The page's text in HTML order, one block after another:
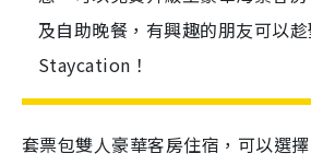
及自助晚餐，有興趣的朋友可以
Staycation！
套票包雙人豪華客房住宿，可以選